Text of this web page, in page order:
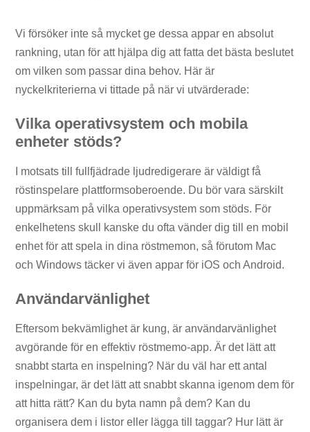
Vi försöker inte så mycket ge dessa appar en absolut
rankning, utan för att hjälpa dig att fatta det bästa beslutet
om vilken som passar dina behov. Här är
nyckelkriterierna vi tittade på när vi utvärderade:
Vilka operativsystem och mobila
enheter stöds?
I motsats till fullfjädrade ljudredigerare är väldigt få
röstinspelare plattformsoberoende. Du bör vara särskilt
uppmärksam på vilka operativsystem som stöds. För
enkelhetens skull kanske du ofta vänder dig till en mobil
enhet för att spela in dina röstmemon, så förutom Mac
och Windows täcker vi även appar för iOS och Android.
Användarvänlighet
Eftersom bekvämlighet är kung, är användarvänlighet
avgörande för en effektiv röstmemo-app. Är det lätt att
snabbt starta en inspelning? När du väl har ett antal
inspelningar, är det lätt att snabbt skanna igenom dem för
att hitta rätt? Kan du byta namn på dem? Kan du
organisera dem i listor eller lägga till taggar? Hur lätt är